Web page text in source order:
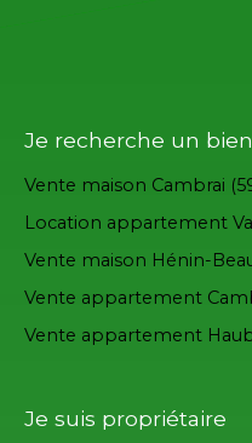
Je recherche un bien
Vente maison Cambrai
Location appartement
Vente maison Hénin-
Vente appartement
Vente appartement
Je suis propriétaire